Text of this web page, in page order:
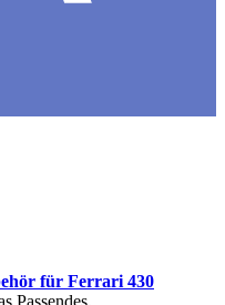
für Ferrari 430
Passendes.